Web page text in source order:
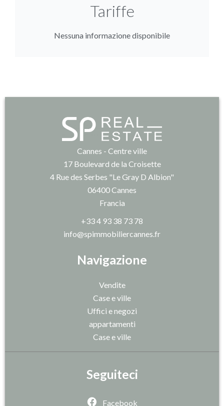
Tariffe
Nessuna informazione disponibile
Navigazione
Vendite
Case e ville
Uffici e negozi
appartamenti
Case e ville
Cannes - Centre ville
17 Boulevard de la Croisette
4 Rue des Serbes "Le Gray D Albion"
06400Cannes
Francia
+33 4 93 38 73 78
info@spimmobiliercannes.fr
Seguiteci
Facebook